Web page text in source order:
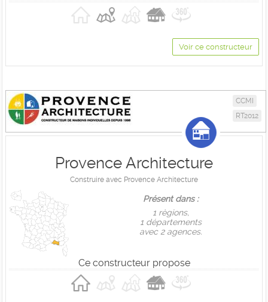
Voir ce constructeur
CCMI
RT2012
Provence Architecture
Construire avec Provence Architecture
Présent dans :
1 règions,
1 départements
avec 2 agences.
Ce constructeur propose